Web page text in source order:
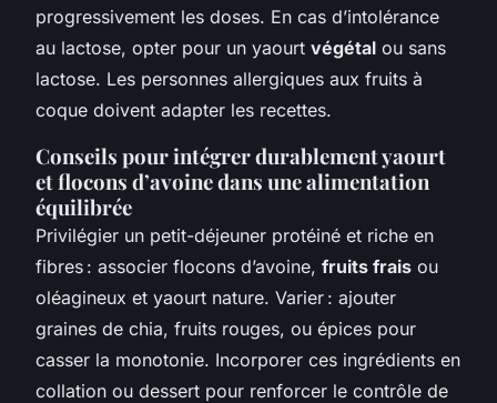
progressivement les doses. En cas d’intolérance
au lactose, opter pour un yaourt végétal ou sans
lactose. Les personnes allergiques aux fruits à
coque doivent adapter les recettes.
Conseils pour intégrer durablement yaourt
et flocons d’avoine dans une alimentation
équilibrée
Privilégier un petit-déjeuner protéiné et riche en
fibres : associer flocons d’avoine, fruits frais ou
oléagineux et yaourt nature. Varier : ajouter
graines de chia, fruits rouges, ou épices pour
casser la monotonie. Incorporer ces ingrédients en
collation ou dessert pour renforcer le contrôle de